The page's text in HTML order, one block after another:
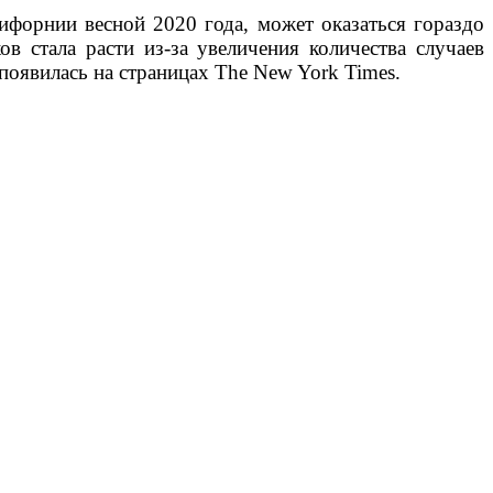
весной 2020 года, может оказаться гораздо
расти из-за увеличения количества случаев
на страницах The New York Times.